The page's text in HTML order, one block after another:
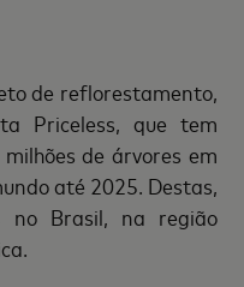
de reflorestamento,
Priceless, que tem
de árvores em
até 2025. Destas,
no Brasil, na região